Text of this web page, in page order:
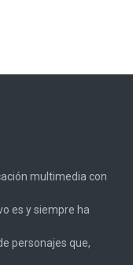
multimedia con
es y siempre ha
personajes que,